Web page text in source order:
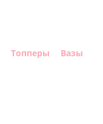
Топперы
Вазы